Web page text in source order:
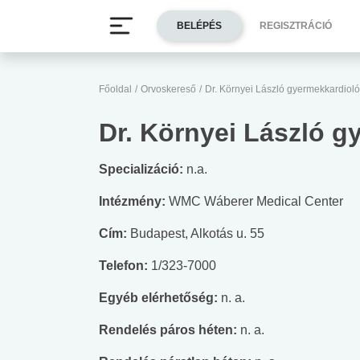
Főoldal / Orvoskereső / Dr. Környei László
Dr. Környei László
Specializáció: n.a.
Intézmény: WMC Wáberer Medical Center
Cím: Budapest, Alkotás u. 55
Telefon: 1/323-7000
Egyéb elérhetőség: n. a.
Rendelés páros héten: n. a.
BELÉPÉS REGISZTRÁCIÓ